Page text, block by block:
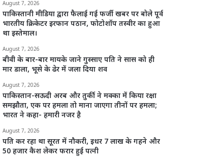
August 7, 2026
पाकिस्तानी मीडिया द्वारा फैलाई गई फर्जी खबर पर बोले पूर्व
भारतीय क्रिकेटर इरफान पठान, फोटोशॉप तस्वीर का हुआ
था इस्तेमाल।
August 7, 2026
बीवी के बार-बार मायके जाने गुस्साए पति ने सास को ही
मार डाला, भूसे के ढेर में जला दिया शव
August 7, 2026
पाकिस्तान-सऊदी अरब और तुर्की ने मक्का में किया रक्षा
समझौता, एक पर हमला तो माना जाएगा तीनों पर हमला;
भारत ने कहा- हमारी नजर है
August 7, 2026
पति कर रहा था सूरत में नौकरी, इधर 7 लाख के गहने और
50 हजार कैश लेकर फरार हुई पत्नी